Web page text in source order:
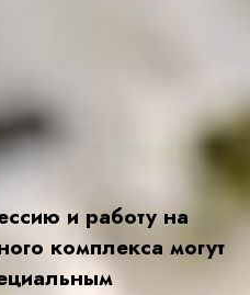
и работу на
комплекса могут